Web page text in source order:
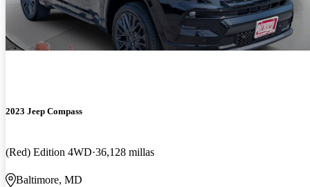
2023 Jeep Compass
(Red) Edition 4WD 36,128 millas
Baltimore, MD